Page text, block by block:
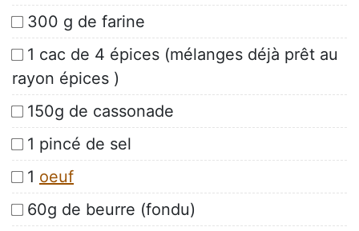
300 g de farine
1 cac de 4 épices (mélanges déjà prêt au
rayon épices )
150g de cassonade
1 pincé de sel
1 oeuf
60g de beurre (fondu)